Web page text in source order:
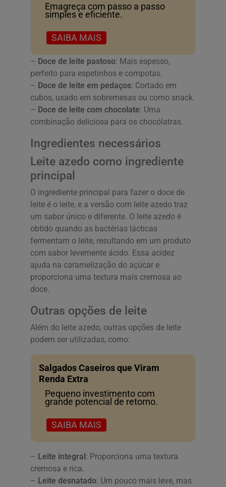
Emagreça com passo a passo
simples e eficiente.
SAIBA MAIS
– Doce de leite pastoso: Mais espesso,
perfeito para espetinhos e compotas.
– Doce de leite em pedaços: Cortado em
cubos, usado em sobremesas ou como snack.
– Doce de leite com chocolate: Uma
combinação deliciosa para os chocólatras.
Ingredientes necessários
Leite azedo como ingrediente
principal
O ingrediente principal para fazer o doce de
leite é o leite, e a versão com leite azedo traz
um sabor único e diferente. O leite azedo é
obtido quando as bactérias lácticas
fermentam o leite, resultando em um produto
com sabor levemente ácido. Essa acidez
ajuda na caramelização do açúcar e
proporciona uma textura mais cremosa ao
doce.
Outras opções de leite
Além do leite azedo, outras opções de leite
podem ser utilizadas, como:
Salgados Caseiros que Viram
Renda Extra
Pequeno investimento com
grande potencial de retorno.
SAIBA MAIS
– Leite integral: Proporciona uma textura
cremosa e rica.
– Leite desnatado: Um pouco mais leve, mas